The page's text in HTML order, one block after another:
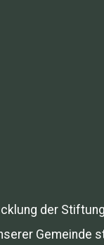
der
Gemeinde